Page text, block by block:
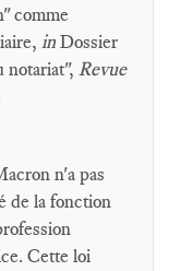
comme
in Dossier
notariat", Revue
n'a pas
de la fonction
Cette loi